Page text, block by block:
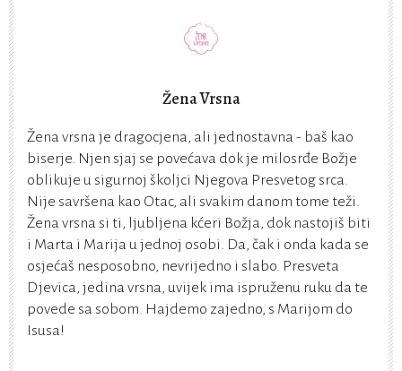
Žena Vrsna
Žena vrsna je dragocjena, ali jednostavna - baš kao
biserje. Njen sjaj se povećava dok je milosrđe Božje
oblikuje u sigurnoj školjci Njegova Presvetog srca.
Nije savršena kao Otac, ali svakim danom tome teži.
Žena vrsna si ti, ljubljena kćeri Božja, dok nastojiš biti
i Marta i Marija u jednoj osobi. Da, čak i onda kada se
osjećaš nesposobno, nevrijedno i slabo. Presveta
Djevica, jedina vrsna, uvijek ima ispruženu ruku da te
povede sa sobom. Hajdemo zajedno, s Marijom do
Isusa!